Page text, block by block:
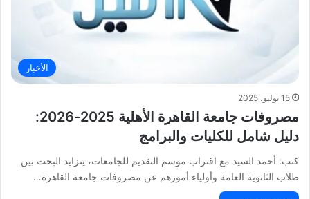
الأخبار
15 يوليو، 2025
مصروفات جامعة القاهرة الأهلية 2025-2026:
دليل شامل للكليات والبرامج
كتب: أحمد السيد مع اقتراب موسم التقديم للجامعات، يتزايد البحث بين
طلاب الثانوية العامة وأولياء أمورهم عن مصروفات جامعة القاهرة…